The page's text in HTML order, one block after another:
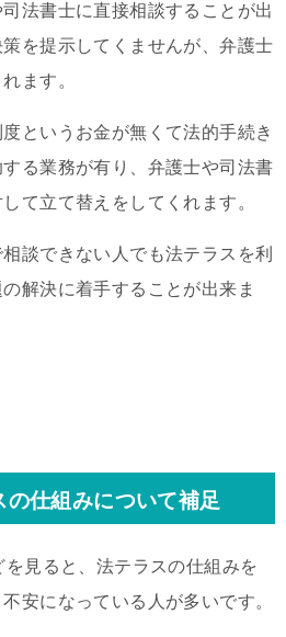
法書士に直接相談することが出
を提示してくませんが、弁護士
ます。
というお金が無くて法的手続き
る業務が有り、弁護士や司法書
て立て替えをしてくれます。
談できない人でも法テラスを利
解決に着手することが出来ま
仕組みについて補足
見ると、法テラスの仕組みを
安になっている人が多いです。